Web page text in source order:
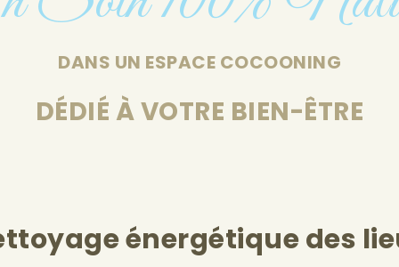
DANS UN ESPACE COCOONING
DÉDIÉ À VOTRE BIEN-ÊTRE
énergétique des